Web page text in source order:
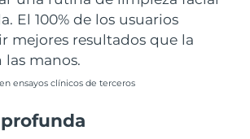
El 100% de los usuarios
mejores resultados que la
manos.
ensayos clínicos de terceros
Entrega prevista